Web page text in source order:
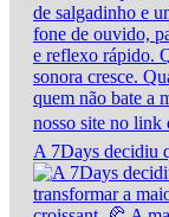
A 7Days decidiu